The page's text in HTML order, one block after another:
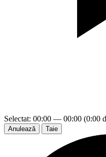
Selectat: 00:00 — 00:00 (0:00
Anulează Taie